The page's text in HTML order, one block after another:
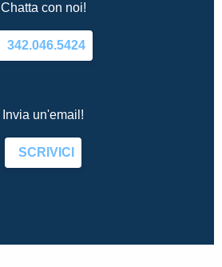
Chatta con noi!
342.046.5424
Invia un'email!
SCRIVICI